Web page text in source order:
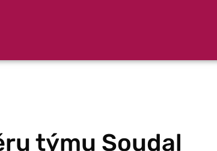
týmu Soudal